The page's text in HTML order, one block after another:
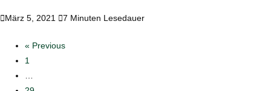
 März 5, 2021 7 Minuten Lesedauer
« Previous
1